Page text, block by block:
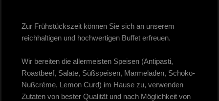
Zur Frühstückszeit können Sie sich an unserem
reichhaltigen und hochwertigen Buffet erfreuen.
Wir bereiten die allermeisten Speisen (Antipasti,
Roastbeef, Salate, Süßspeisen, Marmeladen, Schoko-
Nußcréme, Lemon Curd) im Hause zu, verwenden
Zutaten von bester Qualität und nach Möglichkeit von